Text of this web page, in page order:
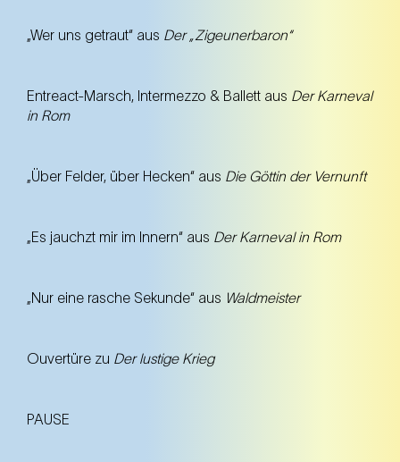
„Wer uns getraut“ aus Der „Zigeunerbaron“
Entreact-Marsch, Intermezzo & Ballett aus Der Karneval
in Rom
„Über Felder, über Hecken“ aus Die Göttin der Vernunft
„Es jauchzt mir im Innern“ aus Der Karneval in Rom
„Nur eine rasche Sekunde“ aus Waldmeister
Ouvertüre zu Der lustige Krieg
PAUSE